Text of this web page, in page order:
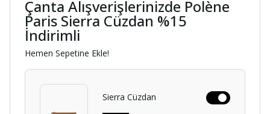
Çanta Alışverişlerinizde Polène
Paris Sierra Cüzdan %15
İndirimli
Hemen Sepetine Ekle!
Sierra Cüzdan